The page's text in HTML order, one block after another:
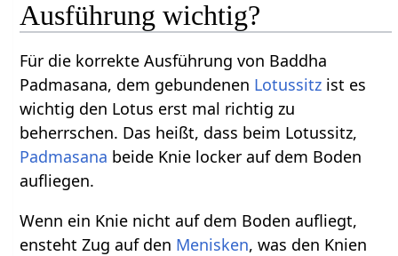
Ausführung wichtig?
Für die korrekte Ausführung von Baddha
Padmasana, dem gebundenen Lotussitz ist es
wichtig den Lotus erst mal richtig zu
beherrschen. Das heißt, dass beim Lotussitz,
Padmasana beide Knie locker auf dem Boden
aufliegen.
Wenn ein Knie nicht auf dem Boden aufliegt,
ensteht Zug auf den Menisken, was den Knien